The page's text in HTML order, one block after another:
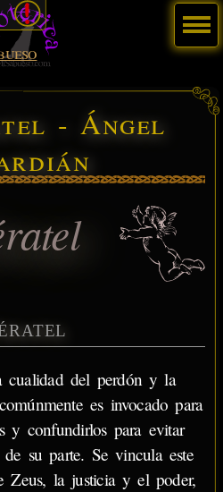
- Ángel
cualidad del perdón y la
es invocado para
y confundirlos para evitar
su parte. Se vincula este
Zeus, la justicia y el poder,
Menú